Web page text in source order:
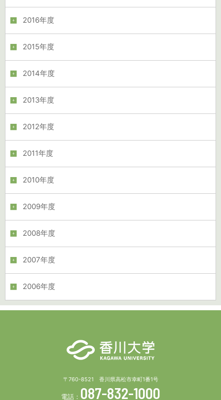
2016年度
2015年度
2014年度
2013年度
2012年度
2011年度
2010年度
2009年度
2008年度
2007年度
2006年度
〒760-8521 香川県高松市幸町1番1号
電話： 087-832-1000